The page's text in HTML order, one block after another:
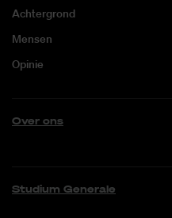
Achtergrond
Mensen
Opinie
Over ons
Studium Generale